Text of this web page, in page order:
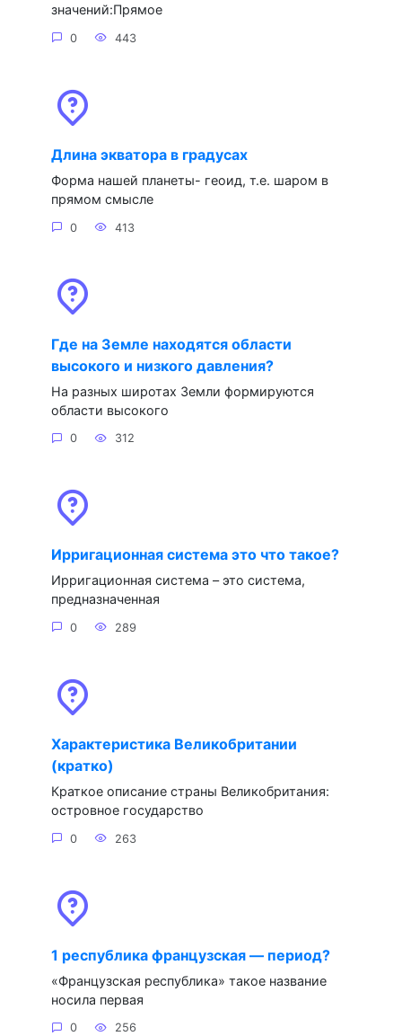
значений:Прямое
0 443
Длина экватора в градусах
Форма нашей планеты- геоид, т.е. шаром в
прямом смысле
0 413
Где на Земле находятся области
высокого и низкого давления?
На разных широтах Земли формируются
области высокого
0 312
Ирригационная система это что такое?
Ирригационная система – это система,
предназначенная
0 289
Характеристика Великобритании
(кратко)
Краткое описание страны Великобритания:
островное государство
0 263
1 республика французская — период?
«Французская республика» такое название
носила первая
0 256